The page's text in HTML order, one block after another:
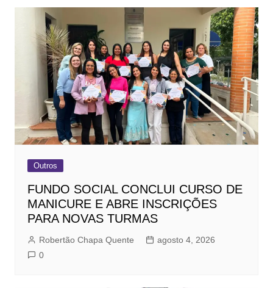
Outros
FUNDO SOCIAL CONCLUI CURSO DE
MANICURE E ABRE INSCRIÇÕES
PARA NOVAS TURMAS
Robertão Chapa Quente
agosto 4, 2026
0